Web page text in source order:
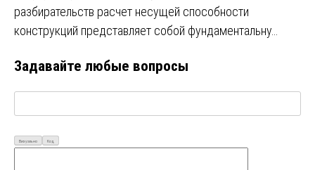
разбирательств расчет несущей способности
конструкций представляет собой фундаментальну…
Задавайте любые вопросы
Визуально Код